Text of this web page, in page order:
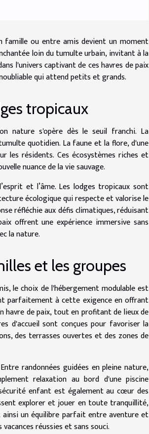
famille ou entre amis devient un moment
loin du tumulte urbain, invitant à la
l'univers captivant de ces havres de paix
qui attend petits et grands.
tropicaux
nature s'opère dès le seuil franchi. La
quotidien. La faune et la flore, d'une
les résidents. Ces écosystèmes riches et
nuance de la vie sauvage.
et l’âme. Les lodges tropicaux sont
écologique qui respecte et valorise le
réfléchie aux défis climatiques, réduisant
offrent une expérience immersive sans
la nature.
et les groupes
le choix de l'hébergement modulable est
parfaitement à cette exigence en offrant
havre de paix, tout en profitant de lieux de
d'accueil sont conçues pour favoriser la
des terrasses ouvertes et des zones de
randonnées guidées en pleine nature,
relaxation au bord d'une piscine
enfant est également au cœur des
explorer et jouer en toute tranquillité,
un équilibre parfait entre aventure et
réussies et sans souci.